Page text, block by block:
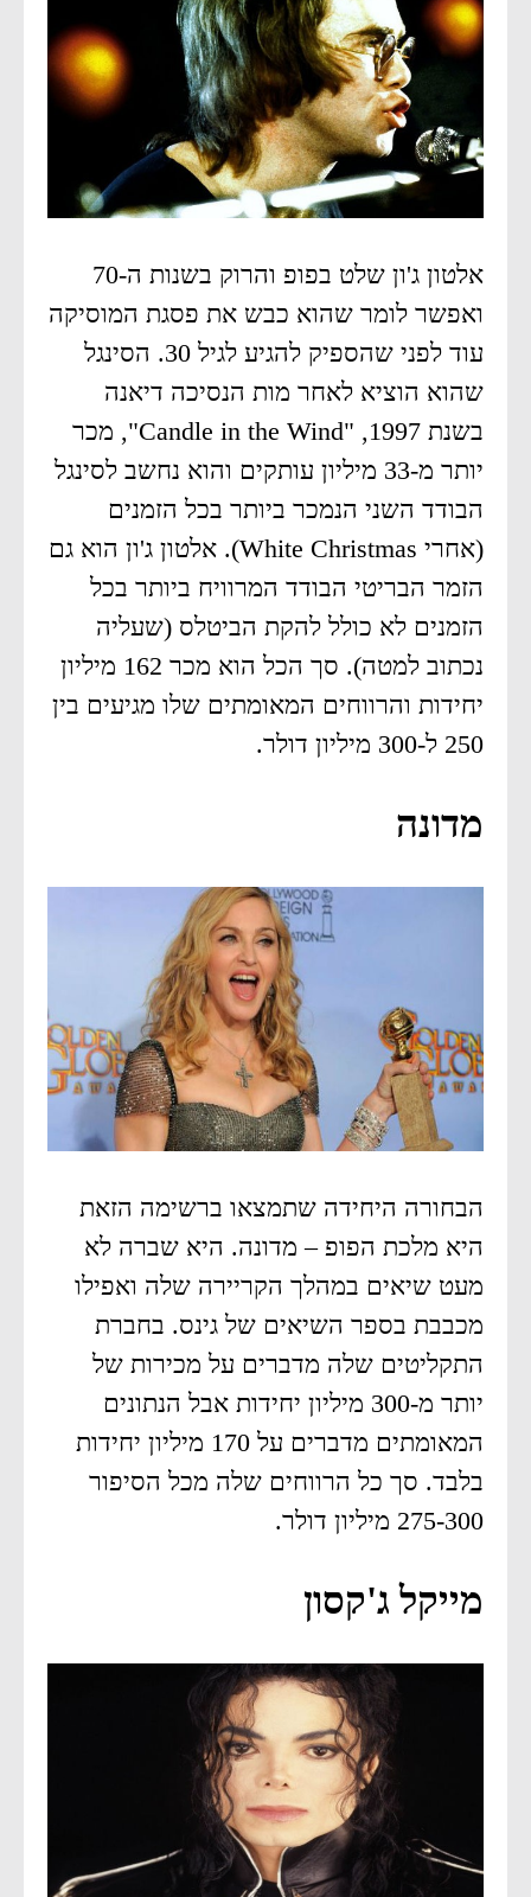
אלטון ג'ון שלט בפופ והרוק בשנות ה-70
ואפשר לומר שהוא כבש את פסגת המוסיקה
עוד לפני שהספיק להגיע לגיל 30. הסינגל
שהוא הוציא לאחר מות הנסיכה דיאנה
בשנת 1997, "Candle in the Wind", מכר
יותר מ-33 מיליון עותקים והוא נחשב לסינגל
הבודד השני הנמכר ביותר בכל הזמנים
(אחרי White Christmas). אלטון ג'ון הוא גם
הזמר הבריטי הבודד המרוויח ביותר בכל
הזמנים לא כולל להקת הביטלס (שעליה
נכתוב למטה). סך הכל הוא מכר 162 מיליון
יחידות והרווחים המאומתים שלו מגיעים בין
250 ל-300 מיליון דולר.
מדונה
הבחורה היחידה שתמצאו ברשימה הזאת
היא מלכת הפופ – מדונה. היא שברה לא
מעט שיאים במהלך הקריירה שלה ואפילו
מכבבת בספר השיאים של גינס. בחברת
התקליטים שלה מדברים על מכירות של
יותר מ-300 מיליון יחידות אבל הנתונים
המאומתים מדברים על 170 מיליון יחידות
בלבד. סך כל הרווחים שלה מכל הסיפור
275-300 מיליון דולר.
מייקל ג'קסון